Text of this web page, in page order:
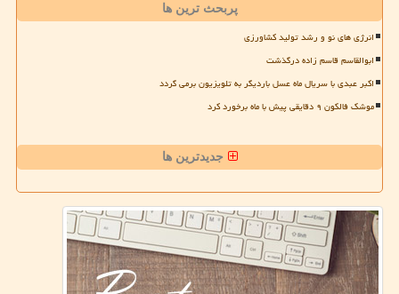
پربحث ترین ها
انرژی های نو و رشد تولید کشاورزی
ابوالقاسم قاسم زاده درگذشت
اکبر عبدی با سریال ماه عسل باردیگر به تلویزیون برمی گردد
موشک فالکون ۹ دقایقی پیش با ماه برخورد کرد
جدیدترین ها